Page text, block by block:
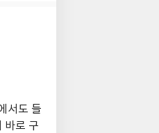
서도 들
바로 구